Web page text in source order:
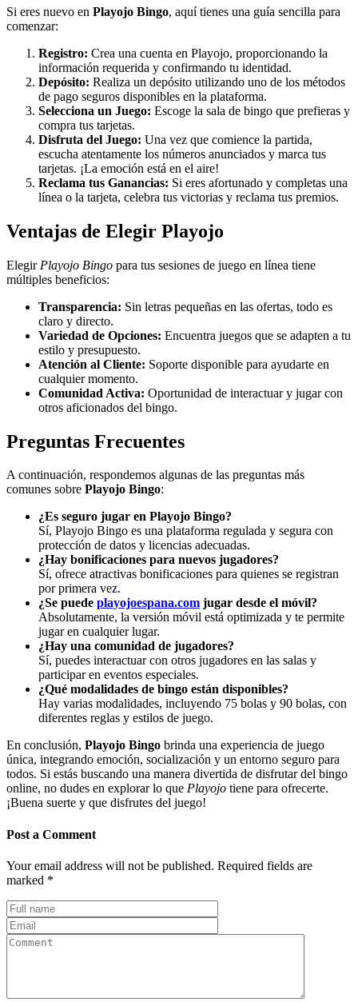
Si eres nuevo en Playojo Bingo, aquí tienes una guía sencilla para
comenzar:
Registro: Crea una cuenta en Playojo, proporcionando la
información requerida y confirmando tu identidad.
Depósito: Realiza un depósito utilizando uno de los métodos
de pago seguros disponibles en la plataforma.
Selecciona un Juego: Escoge la sala de bingo que prefieras y
compra tus tarjetas.
Disfruta del Juego: Una vez que comience la partida,
escucha atentamente los números anunciados y marca tus
tarjetas. ¡La emoción está en el aire!
Reclama tus Ganancias: Si eres afortunado y completas una
línea o la tarjeta, celebra tus victorias y reclama tus premios.
Ventajas de Elegir Playojo
Elegir Playojo Bingo para tus sesiones de juego en línea tiene
múltiples beneficios:
Transparencia: Sin letras pequeñas en las ofertas, todo es
claro y directo.
Variedad de Opciones: Encuentra juegos que se adapten a tu
estilo y presupuesto.
Atención al Cliente: Soporte disponible para ayudarte en
cualquier momento.
Comunidad Activa: Oportunidad de interactuar y jugar con
otros aficionados del bingo.
Preguntas Frecuentes
A continuación, respondemos algunas de las preguntas más
comunes sobre Playojo Bingo:
¿Es seguro jugar en Playojo Bingo?
Sí, Playojo Bingo es una plataforma regulada y segura con
protección de datos y licencias adecuadas.
¿Hay bonificaciones para nuevos jugadores?
Sí, ofrece atractivas bonificaciones para quienes se registran
por primera vez.
¿Se puede playojoespana.com jugar desde el móvil?
Absolutamente, la versión móvil está optimizada y te permite
jugar en cualquier lugar.
¿Hay una comunidad de jugadores?
Sí, puedes interactuar con otros jugadores en las salas y
participar en eventos especiales.
¿Qué modalidades de bingo están disponibles?
Hay varias modalidades, incluyendo 75 bolas y 90 bolas, con
diferentes reglas y estilos de juego.
En conclusión, Playojo Bingo brinda una experiencia de juego
única, integrando emoción, socialización y un entorno seguro para
todos. Si estás buscando una manera divertida de disfrutar del bingo
online, no dudes en explorar lo que Playojo tiene para ofrecerte.
¡Buena suerte y que disfrutes del juego!
Post a Comment
Your email address will not be published. Required fields are
marked *